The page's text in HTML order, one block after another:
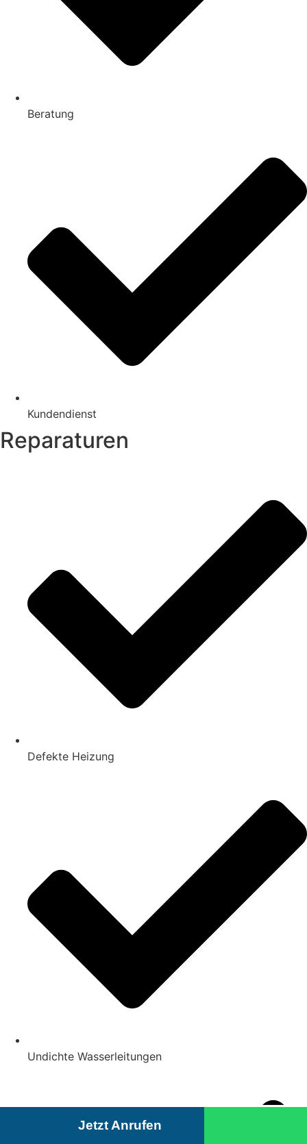
Beratung
Kundendienst
Reparaturen
Defekte Heizung
Undichte Wasserleitungen
Jetzt Anrufen